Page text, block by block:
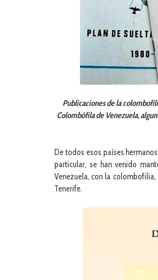
Publicaciones de la
Colombófila de Venezuela,
De todos esos países
particular, se han venido
Venezuela, con la
Tenerife.